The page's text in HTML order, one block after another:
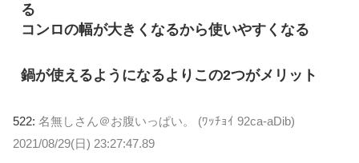
る
コンロの幅が大きくなるから使いやすくなる
鍋が使えるようになるよりこの2つがメリット
522: 名無しさん＠お腹いっぱい。 (ﾜｯﾁｮｲ 92ca-aDib)
2021/08/29(日) 23:27:47.89